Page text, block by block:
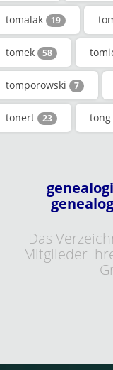
tomalak 19
tomek 58
tomporowski 7
tonert 23 tong
Das
Mitglieder